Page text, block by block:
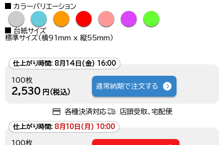
カラーバリエーション
● ● ● ● ● ● ●
台紙サイズ
標準サイズ（横91mm x 縦55mm）
仕上がり時間: 8月14日(金) 16:00
100枚
2,530 円（税込）
通常納期で注文する
各種決済対応 店頭受取、宅配便
仕上がり時間: 8月10日(月) 10:00
100枚